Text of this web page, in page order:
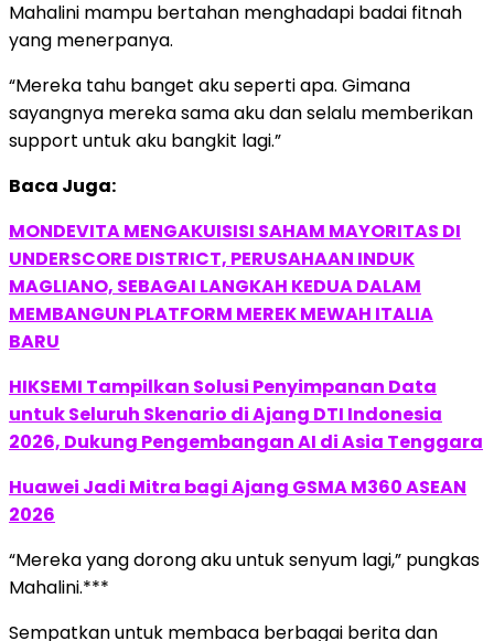
Mahalini mampu bertahan menghadapi badai fitnah
yang menerpanya.
“Mereka tahu banget aku seperti apa. Gimana
sayangnya mereka sama aku dan selalu memberikan
support untuk aku bangkit lagi.”
Baca Juga:
MONDEVITA MENGAKUISISI SAHAM MAYORITAS DI
UNDERSCORE DISTRICT, PERUSAHAAN INDUK
MAGLIANO, SEBAGAI LANGKAH KEDUA DALAM
MEMBANGUN PLATFORM MEREK MEWAH ITALIA
BARU
HIKSEMI Tampilkan Solusi Penyimpanan Data
untuk Seluruh Skenario di Ajang DTI Indonesia
2026, Dukung Pengembangan AI di Asia Tenggara
Huawei Jadi Mitra bagi Ajang GSMA M360 ASEAN
2026
“Mereka yang dorong aku untuk senyum lagi,” pungkas
Mahalini.***
Sempatkan untuk membaca berbagai berita dan